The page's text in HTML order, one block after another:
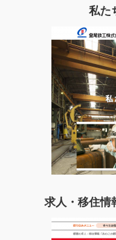
私た
求人・移住情